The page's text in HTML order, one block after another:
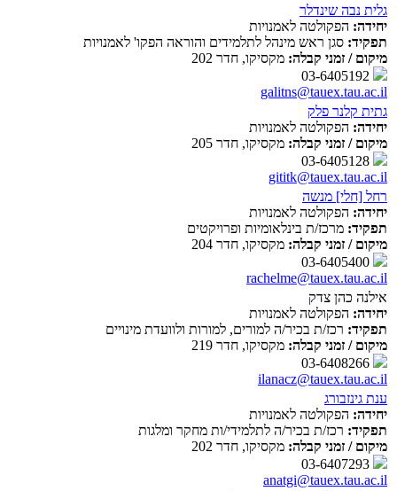
גלית נבה שינדלר
יחידה: הפקולטה לאמנויות
תפקיד: סגן ראש מינהל לתלמידים והוראה הפקו' לאמנויות
מיקום / זמני קבלה: מקסיקו, חדר 202
galitns@tauex.tau.ac.il
גתית קלנר פלק
יחידה: הפקולטה לאמנויות
מיקום / זמני קבלה: מקסיקו, חדר 205
gititk@tauex.tau.ac.il
רחל [חלי] מנשה
יחידה: הפקולטה לאמנויות
תפקיד: מרכז/ת בינלאומיות ופרויקטים
מיקום / זמני קבלה: מקסיקו, חדר 204
rachelme@tauex.tau.ac.il
אילנה כהן צדק
יחידה: הפקולטה לאמנויות
תפקיד: רכז/ת בכיר/ה למורים, למורות ולוועדת מינויים
מיקום / זמני קבלה: מקסיקו, חדר 219
ilanacz@tauex.tau.ac.il
ענת גינזבורג
יחידה: הפקולטה לאמנויות
תפקיד: רכז/ת בכיר/ה לתלמידי/ות מחקר ומלגות
מיקום / זמני קבלה: מקסיקו, חדר 202
anatgi@tauex.tau.ac.il